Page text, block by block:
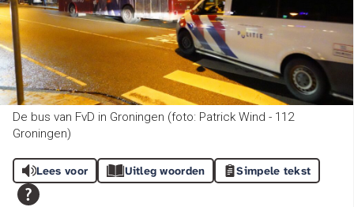
De bus van FvD in Groningen (foto: Patrick Wind - 112
Groningen)
Lees voor Uitleg woorden Simpele tekst